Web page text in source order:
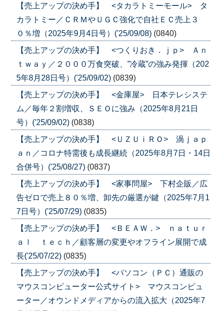
【売上アップの決め手】 <タカラトミーモール> タ
カラトミー／ＣＲＭやＵＧＣ強化で自社ＥＣ売上３
０％増（2025年9月4日号）('25/09/08) (0840)
【売上アップの決め手】 <つくりおき．ｊｐ> Ａｎ
ｔｗａｙ／２０００万食突破、”冷蔵”の強み発揮（202
5年8月28日号）('25/09/02) (0839)
【売上アップの決め手】 <金庫屋> 日本テレシステ
ム／毎年２割増収、ＳＥＯに強み（2025年8月21日
号）('25/09/02) (0838)
【売上アップの決め手】 <ＵＺＵｉＲＯ> 渦ｊａｐ
ａｎ／コロナ特需後も成長継続（2025年8月7日・14日
合併号）('25/08/27) (0837)
【売上アップの決め手】 <家事問屋> 下村企販／広
告ゼロで売上８０％増、卸先の厳選が鍵（2025年7月1
7日号）('25/07/29) (0835)
【売上アップの決め手】 <ＢＥＡＷ．> ｎａｔｕｒ
ａｌ ｔｅｃｈ／顧客層の変更やオフライン展開で成
長('25/07/22) (0835)
【売上アップの決め手】 <パソコン（ＰＣ）通販の
マウスコンピューター公式サイト> マウスコンピュ
ーター／オウンドメディアからの流入拡大（2025年7